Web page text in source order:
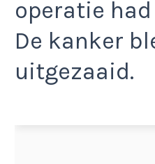
operatie
De kanker
uitgezaaid.